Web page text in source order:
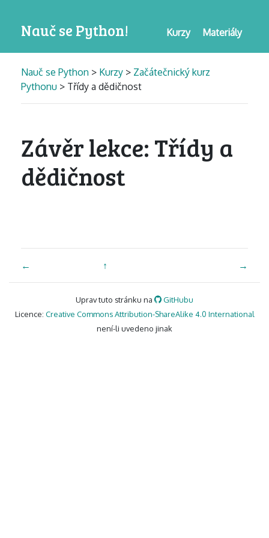
Nauč se Python! Materiály
Kurzy
Nauč se Python > Kurzy > Začátečnický kurz
Pythonu > Třídy a dědičnost
Závěr lekce: Třídy a
dědičnost
← ↑ →
Uprav tuto stránku na
GitHubu
Licence: Creative Commons Attribution-ShareAlike 4.0 International
není-li uvedeno jinak